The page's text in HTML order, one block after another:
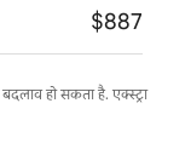
$887
हो सकता है. एक्स्ट्रा